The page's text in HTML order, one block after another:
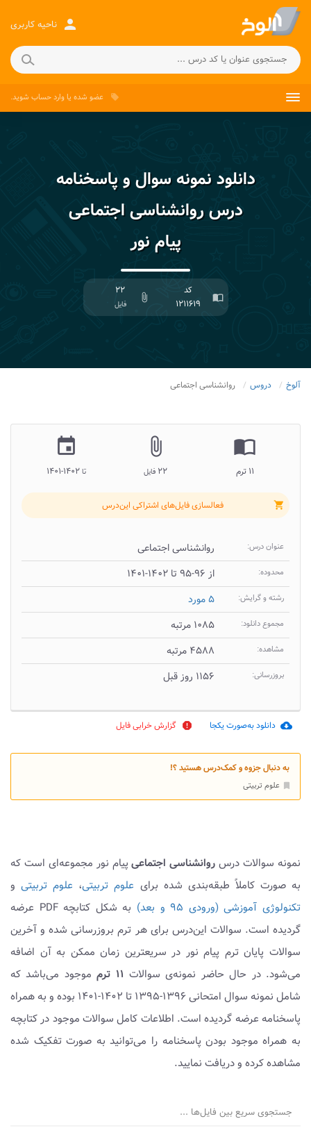
person ناحیه کاربری
local_offer عضو شده یاوارد حساب شوید.
دانلود نمونه سوال و پاسخنامه
درس روانشناسی اجتماعی
پیام نور
import_contacts
کد
۱۲۱۱۶۱۹
attach_file
۲۲
فایل
آلوخ دروس روانشناسی اجتماعی
import_contacts
۱۱ ترم
attach_file
۲۲ فایل
insert_invitation
تا۱۴۰۲-۱۴۰۱
shopping_cart فعالسازی فایل‌های اشتراکی این‌درس
عنوان درس: روانشناسی اجتماعی
محدوده: از ۹۶-۹۵ تا ۱۴۰۲-۱۴۰۱
رشته و گرایش: ۵ مورد
مجموع دانلود: ۱۰۸۵ مرتبه
مشاهده: ۴۵۸۸ مرتبه
بروزرسانی: ۱۱۵۶ روز قبل
cloud_download دانلود به‌صورت یکجا report گزارش خرابی فایل
به دنبال جزوه و کمک‌درس هستید ؟!
علوم تربیتی
نمونه سوالات درس روانشناسی اجتماعیپیام نور مجموعه‌ای است که
به صورت کاملاً طبقه‌بندی شده برای علوم تربیتی، علوم تربیتیو
تکنولوژی آموزشی (ورودی ۹۵ و بعد)
به شکل کتابچه PDF عرضه
گردیده است. سوالات این‌درس برای هر ترم بروزرسانی شده و آخرین
سوالات پایان ترم پیام نور در سریعترین زمان ممکن به آن اضافه
می‌شود. در حال حاضر نمونه‌ی سوالات ۱۱ ترم
موجود می‌باشد که
شامل نمونه سوال امتحانی ۱۳۹۶-۱۳۹۵ تا ۱۴۰۲-۱۴۰۱ بوده و به همراه
پاسخنامه عرضه گردیده است. اطلاعات کامل سوالات موجود در کتابچه
به همراه موجود بودن پاسخنامه را می‌توانید به صورت تفکیک شده
مشاهده کرده و دریافت نمایید.
جستجوی سریع بین فایل‌ها ...